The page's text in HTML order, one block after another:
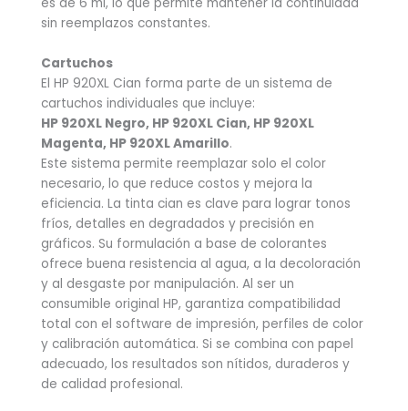
sin reemplazos constantes.
Cartuchos
El HP 920XL Cian forma parte de un sistema de
cartuchos individuales que incluye:
HP 920XL Negro, HP 920XL Cian, HP 920XL
Magenta, HP 920XL Amarillo.
Este sistema permite reemplazar solo el color
necesario, lo que reduce costos y mejora la
eficiencia. La tinta cian es clave para lograr tonos
fríos, detalles en degradados y precisión en
gráficos. Su formulación a base de colorantes
ofrece buena resistencia al agua, a la decoloración
y al desgaste por manipulación. Al ser un
consumible original HP, garantiza compatibilidad
total con el software de impresión, perfiles de color
y calibración automática. Si se combina con papel
adecuado, los resultados son nítidos, duraderos y
de calidad profesional.